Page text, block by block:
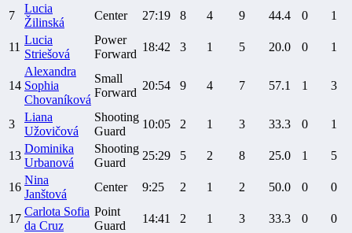
7
Lucia
Žilinská
Center 27:19 8 4 9 44.4 0 1
11
Lucia
Striešová
Power
Forward
18:42 3 1 5 20.0 0 1
14
Alexandra
Sophia
Chovaníková
Small
Forward
20:54 9 4 7 57.1 1 3
3
Liana
Užovičová
Shooting
Guard
10:05 2 1 3 33.3 0 1
13
Dominika
Urbanová
Shooting
Guard
25:29 5 2 8 25.0 1 5
16
Nina
Janštová
Center 9:25 2 1 2 50.0 0 0
17
Carlota Sofia
da Cruz
Point
Guard
14:41 2 1 3 33.3 0 0